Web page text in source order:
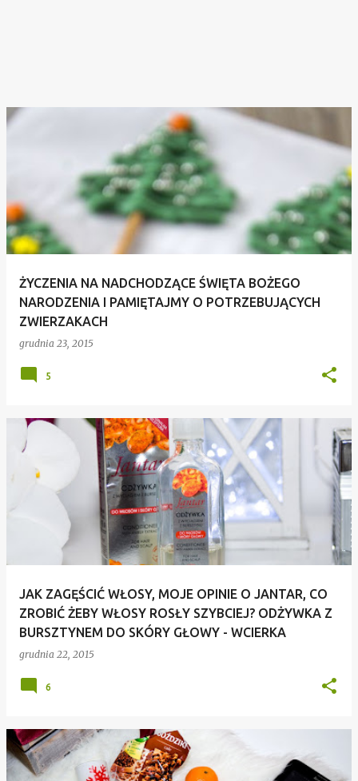
ŻYCZENIA NA NADCHODZĄCE ŚWIĘTA BOŻEGO
NARODZENIA I PAMIĘTAJMY O POTRZEBUJĄCYCH
ZWIERZAKACH
grudnia 23, 2015
5
JAK ZAGĘŚCIĆ WŁOSY, MOJE OPINIE O JANTAR, CO
ZROBIĆ ŻEBY WŁOSY ROSŁY SZYBCIEJ? ODŻYWKA Z
BURSZTYNEM DO SKÓRY GŁOWY - WCIERKA
grudnia 22, 2015
6